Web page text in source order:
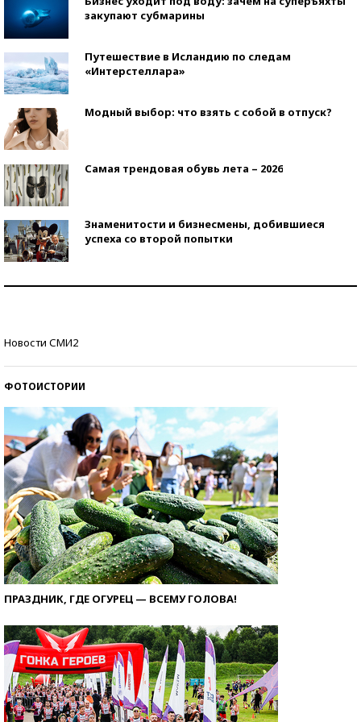
закупают субмарины
Путешествие в Исландию по следам
«Интерстеллара»
Модный выбор: что взять с собой в отпуск?
Самая трендовая обувь лета – 2026
Знаменитости и бизнесмены, добившиеся
успеха со второй попытки
Новости СМИ2
ФОТОИСТОРИИ
ПРАЗДНИК, ГДЕ ОГУРЕЦ — ВСЕМУ ГОЛОВА!